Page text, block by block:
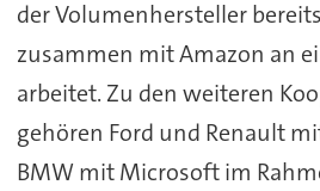
der Volumenhersteller
zusammen mit Amazon an
arbeitet. Zu den weiteren
gehören Ford und Renault
BMW mit Microsoft im